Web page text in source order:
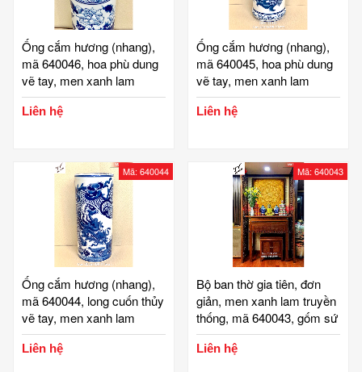
Ống cắm hương (nhang),
mã 640046, hoa phù dung
vẽ tay, men xanh lam
truyền thống, cao 21 cm đk
9cm, gốm sứ bát tràng,
Liên hệ
Ống cắm hương (nhang),
mã 640045, hoa phù dung
vẽ tay, men xanh lam
truyền thống, cao 25 cm đk
10 cm, gốm sứ bát tràng,
Liên hệ
Mã: 640044
Ống cắm hương (nhang),
mã 640044, long cuốn thủy
vẽ tay, men xanh lam
truyền thống, cao 26 cm đk
11.5 cm, gốm sứ bát tràng,
Liên hệ
Mã: 640043
Bộ ban thờ gia tiên, đơn
giản, men xanh lam truyền
thống, mã 640043, gốm sứ
bát tràng, tinh vân
Liên hệ